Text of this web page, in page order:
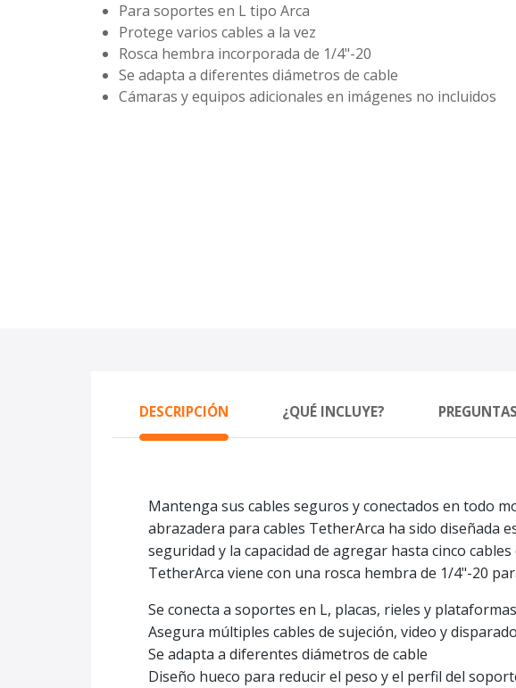
Para soportes en L tipo Arca
Protege varios cables a la vez
Rosca hembra incorporada de 1/4"-20
Se adapta a diferentes diámetros de cable
Cámaras y equipos adicionales en imágenes no incluidos
DESCRIPCIÓN ¿QUÉ INCLUYE?
Mantenga sus cables seguros y conectados en todo
abrazadera para cables TetherArca ha sido diseñada
seguridad y la capacidad de agregar hasta cinco
TetherArca viene con una rosca hembra de 1/4"-20
Se conecta a soportes en L, placas, rieles y
Asegura múltiples cables de sujeción, video y
Se adapta a diferentes diámetros de cable
Diseño hueco para reducir el peso y el perfil del